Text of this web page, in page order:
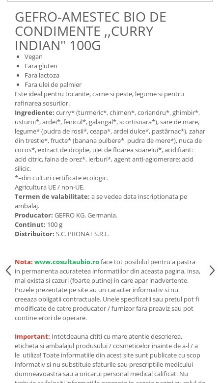
Dulciuri
Ciocolata
Dulceturi, gemuri, compoturi
Creme
Bomboane, Caramele si Jeleuri
Biscuiti si napolitane
Inghetata
Zahar si indulcitori
Batoane
Dulciuri bio
Guma de mestecat bio
Snacksuri
Seminte, fructe uscate, samburi
Mixuri, condimente si mirodenii
Mixuri
Condimente
Mirodenii
Maioneza bio
Semipreparate
Specialitati si produse asiatice
GEFRO-AMESTEC BIO DE
CONDIMENTE ,,CURRY
INDIAN" 100G
Vegan
Fara gluten
Fara lactoza
Fara ulei de palmier
Este ideal pentru tocanite, carne si peste, legume si pentru
rafinarea sosurilor.
Ingrediente: curry* (turmeric*, chimen*, coriandru*, ghimbir*,
usturoi*, ardei*, fenicul*, galangal*, scortisoara*), sare de mare,
legume* (pudra de rosii*, ceapa*, ardei dulce*, pastârnac*), zahar
din trestie*, fructe* (banana pulbere*, pudra de mere*), nuca de
cocos*, extract de drojdie, ulei de floarea soarelui*, acidifiant:
acid citric, faina de orez*, ierburi*, agent anti-aglomerare: acid
silicic.
*=din culturi certificate ecologic.
Agricultura UE / non-UE.
Termen de valabilitate: a se vedea data inscriptionata pe
ambalaj.
Producator: GEFRO KG. Germania.
Continut: 100 g
Distribuitor: S.C. PRONAT S.R.L.
Nota: www.cosultaubio.roface tot posibilul pentru a pastra
in permanenta acuratetea informatiilor din aceasta pagina, insa,
mai exista si cazuri (foarte putine) in care apar inadvertente.
Pozele prezentate pe site au un caracter informativ si nu
creeaza obligatii contractuale. Unele specificatii sau pretul pot fi
modificate de catre producator / furnizor fara preaviz sau pot
contine erori de operare.
Important: Intotdeauna cititi cu mare atentie descrierea,
eticheta si ambalajul produsului / cosmeticelor inainte de a-l / a
le utiliza! Toate informatiile din acest site sunt publicate cu scop
informativ si nu substituie sfaturile sau prescriptiile medicului
dumneavoastra sau a oricarui personal medical calificat. Nu